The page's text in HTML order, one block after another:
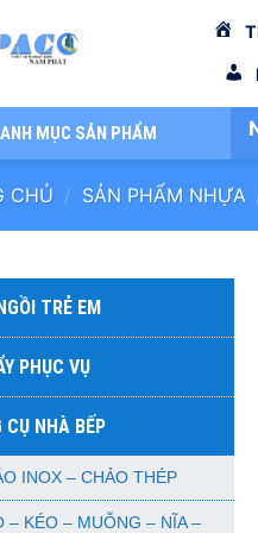
MỤC SẢN PHẨM
CHỦ / SẢN PHẨM NHỰA
TRẺ EM
PHỤC VỤ
CỤ NHÀ BẾP
INOX – CHẢO THÉP
– KÉO – MUỖNG – NĨA –